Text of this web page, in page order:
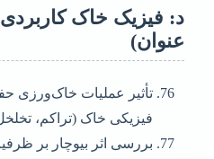
عنوان)
تأثیر عملیات خاک‌ورزی
فیزیکی خاک (تراکم،
بررسی اثر بیوچار بر